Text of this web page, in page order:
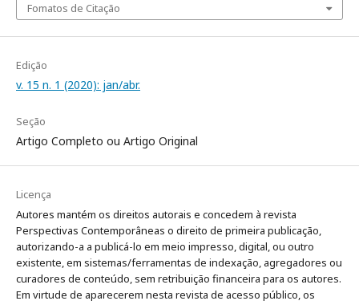
Fomatos de Citação
Edição
v. 15 n. 1 (2020): jan/abr.
Seção
Artigo Completo ou Artigo Original
Licença
Autores mantém os direitos autorais e concedem à revista
Perspectivas Contemporâneas o direito de primeira publicação,
autorizando-a a publicá-lo em meio impresso, digital, ou outro
existente, em sistemas/ferramentas de indexação, agregadores ou
curadores de conteúdo, sem retribuição financeira para os autores.
Em virtude de aparecerem nesta revista de acesso público, os